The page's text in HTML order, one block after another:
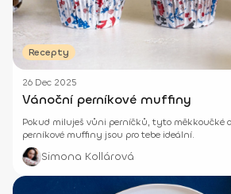
Recepty
26 Dec 2025
Vánoční perníkové muffiny
Pokud miluješ vůni perníčků, tyto měkkoučké
perníkové muffiny jsou pro tebe ideální.
Simona Kollárová